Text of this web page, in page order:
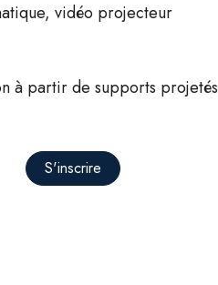
vidéo projecteur
à partir de supports projetés
S'inscrire